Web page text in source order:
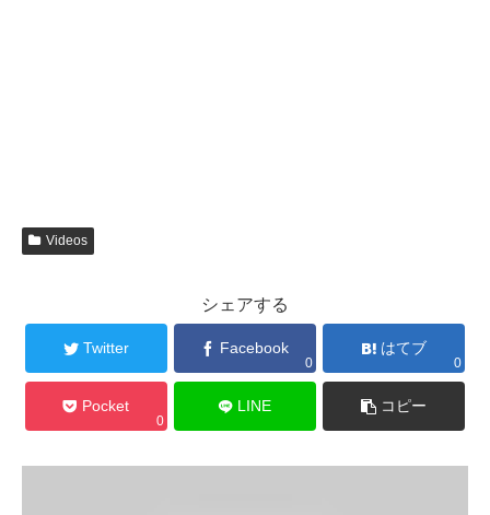
Videos
シェアする
Twitter Facebook
0
はてブ
0
Pocket
0
LINE コピー